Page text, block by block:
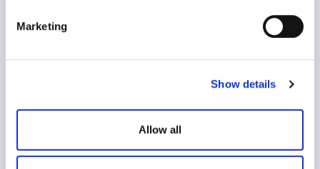
Marketing
Show details
Allow all
Kayıttan
kimse yok;
oranı düşer
grup kursu
Var
Küçük
grup
Orta
Grup kaç kişi?
mi? Tanışma